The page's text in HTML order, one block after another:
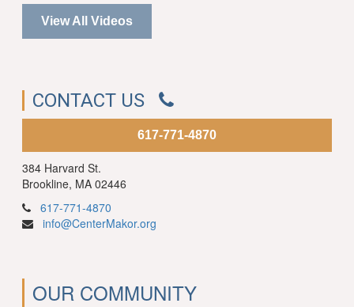
View All Videos
CONTACT US
617-771-4870
384 Harvard St.
Brookline, MA 02446
617-771-4870
info@CenterMakor.org
OUR COMMUNITY